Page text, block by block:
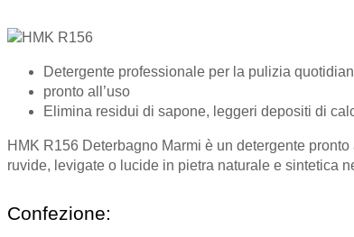
Detergente professionale per la pulizia
pronto all’uso
Elimina residui di sapone, leggeri depositi di
HMK R156 Deterbagno Marmi è un detergente
ruvide, levigate o lucide in pietra naturale e sintetica
Confezione: